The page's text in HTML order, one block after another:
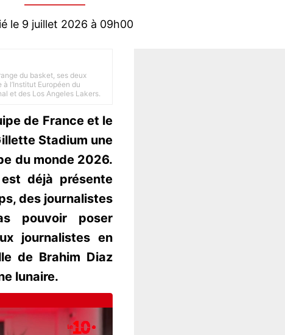
le 9 juillet 2026 à 09h00
du basket, ses deux
l’Institut Européen du
et des Los Angeles Lakers.
de France et le
Stadium une
du monde 2026.
déjà présente
des journalistes
pouvoir poser
journalistes en
de Brahim Diaz
lunaire.